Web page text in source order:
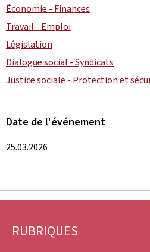
Économie - Finances
Travail - Emploi
Législation
Dialogue social - Syndicats
Justice sociale - Protection et
Date de l'événement
25.03.2026
Pied
RUBRIQUES